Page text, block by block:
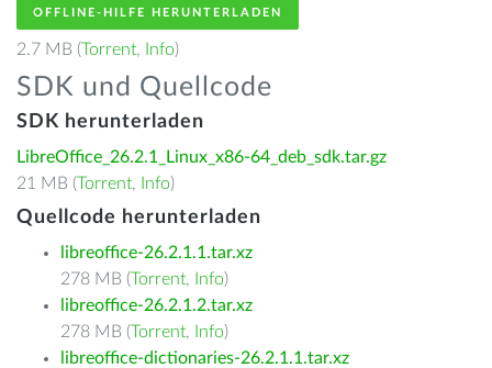
OFFLINE-HILFE HERUNTERLADEN
2.7 MB (Torrent, Info)
SDK und Quellcode
SDK herunterladen
LibreOffice_26.2.1_Linux_x86-64_deb_sdk.tar.gz
21 MB (Torrent, Info)
Quellcode herunterladen
libreoffice-26.2.1.1.tar.xz
278 MB (Torrent, Info)
libreoffice-26.2.1.2.tar.xz
278 MB (Torrent, Info)
libreoffice-dictionaries-26.2.1.1.tar.xz